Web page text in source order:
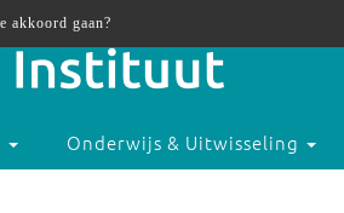
Onderwijs & Uitwisseling
akkoord gaan?